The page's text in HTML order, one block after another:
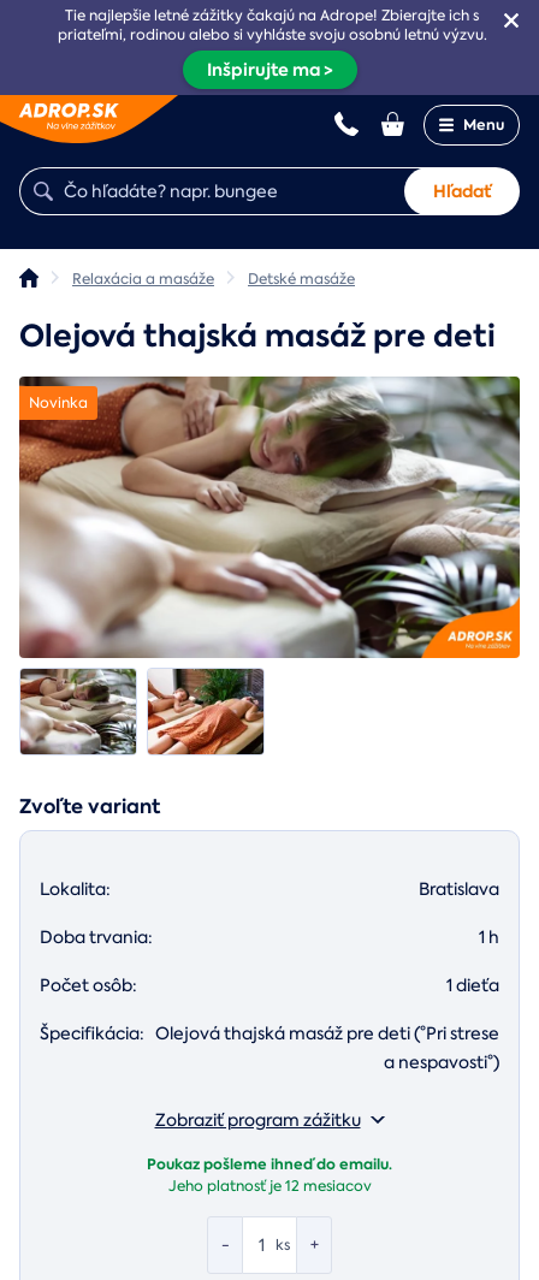
Tie najlepšie letné zážitky čakajú na Adrope! Zbierajte ich s
priateľmi, rodinou alebo si vyhláste svoju osobnú letnú výzvu.
Inšpirujte ma >
Menu
Hľadať
Relaxácia a masáže Detské masáže
Olejová thajská masáž pre deti
Novinka
Zvoľte variant
Lokalita: Bratislava
Doba trvania: 1 h
Počet osôb: 1 dieťa
Špecifikácia: Olejová thajská masáž pre deti (°Pri strese
a nespavosti°)
Zobraziť program zážitku
Poukaz pošleme ihneď do emailu.
Jeho platnosť je12 mesiacov
- +
ks